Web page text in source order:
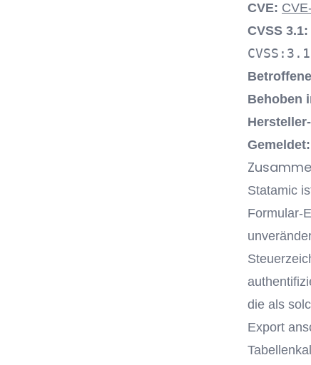
CVE:
CVSS 3.1:
Behoben
Gemeldet:
Statamic
Formular-
die als
Export